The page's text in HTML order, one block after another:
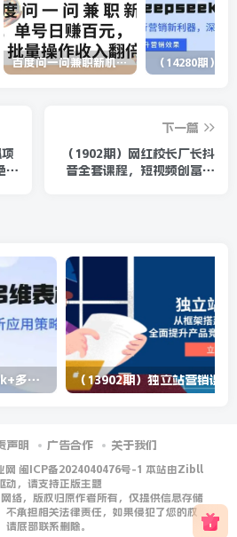
百度问一问兼职新机遇，单号日赚百元，批量操作收入翻倍
对
下一篇
（1902期）网红校长厂长抖
音全套课程，短视频创富圈
（14280期）Deepseek+多维表格，银行营销新利器，深度解析应用策略，提升营销效果
声明 广告合作 关于我们
网 闽ICP备2024040476号-1 本站由Zibll
动，请支持正版主题
络，版权归原作者所有，仅提供信息存储
不承担相关法律责任，如果侵犯了您的权
请底部联系删除。